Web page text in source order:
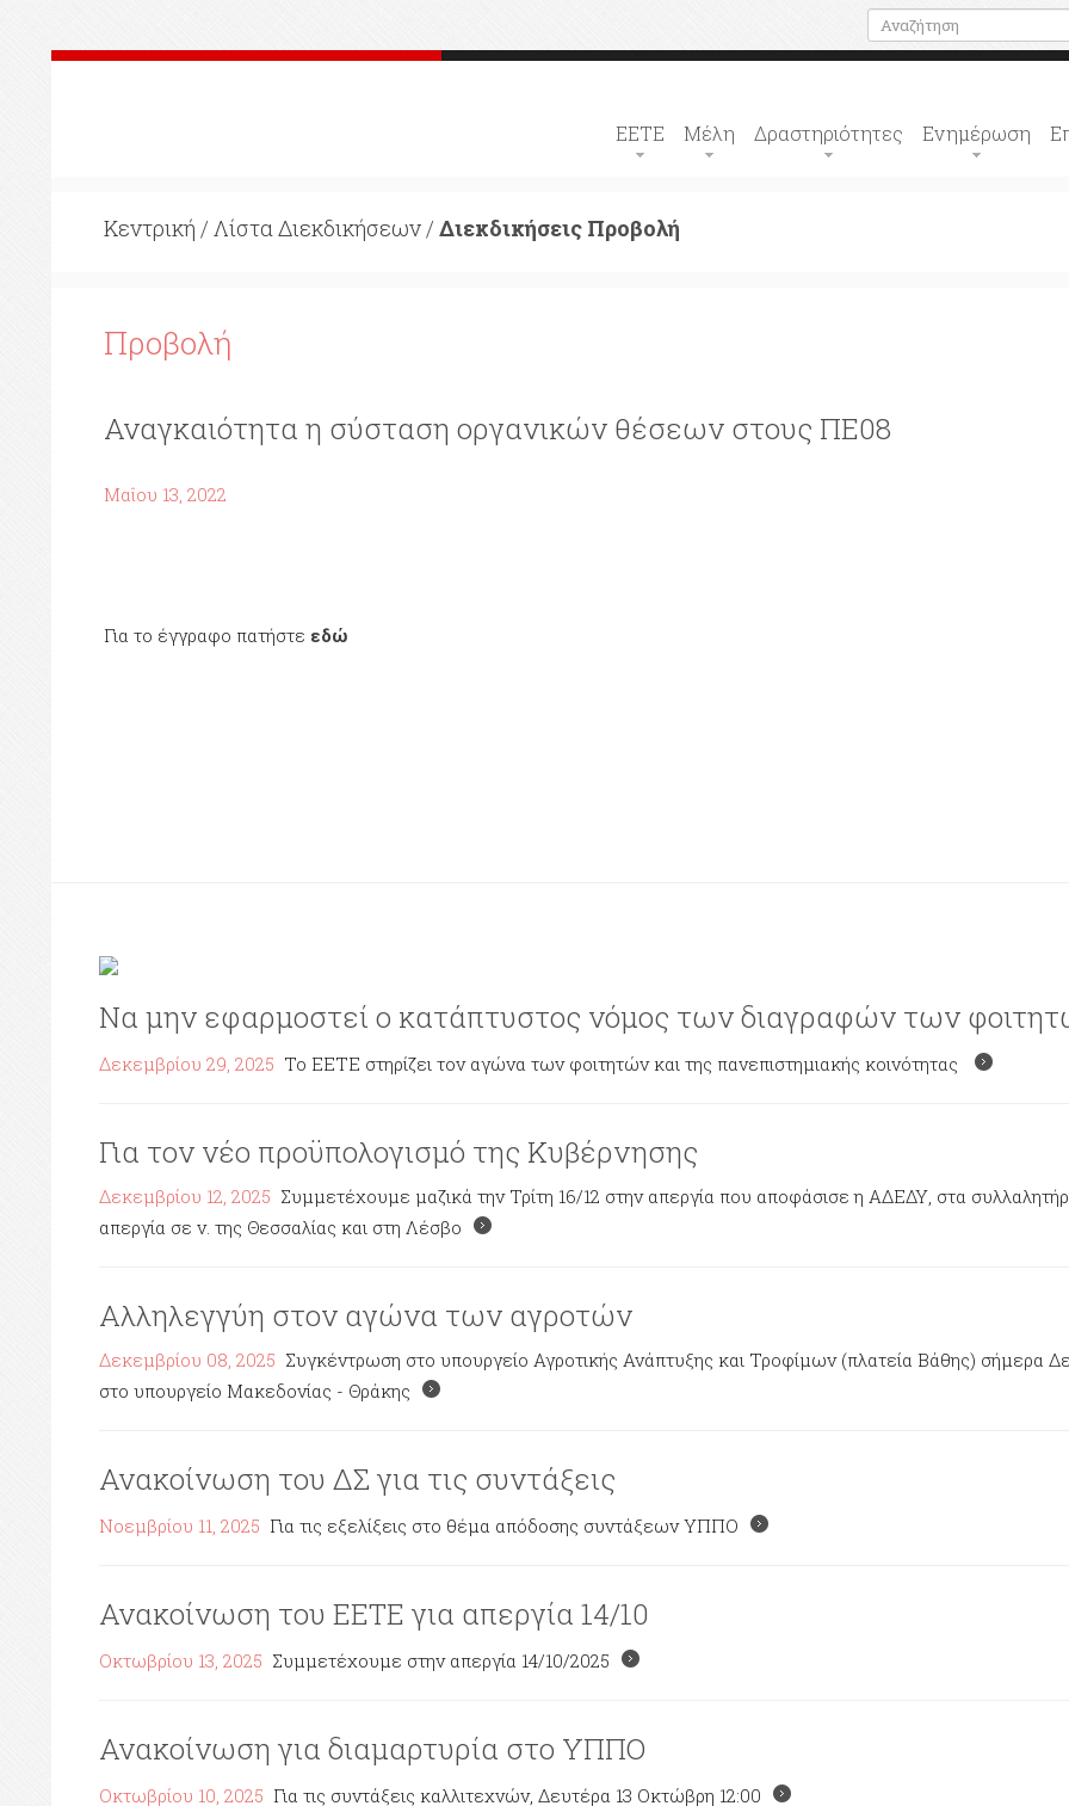
ΕΕΤΕ Μέλη Δραστηριότητες Ενημέρωση
Κεντρική / Λίστα Διεκδικήσεων/ Διεκδικήσεις Προβολή
Προβολή
Αναγκαιότητα η σύσταση οργανικών θέσεων στους ΠΕ08
Μαΐου 13, 2022
Για το έγγραφο πατήστε εδώ
Να μην εφαρμοστεί ο κατάπτυστος νόμος των διαγραφών των
Δεκεμβρίου 29, 2025 Το ΕΕΤΕ στηρίζει τον αγώνα των φοιτητών και της πανεπιστημιακής κοινότητας
Για τον νέο προϋπολογισμό της Κυβέρνησης
Δεκεμβρίου 12, 2025 Συμμετέχουμε μαζικά την Τρίτη 16/12 στην απεργία που αποφάσισε η ΑΔΕΔΥ, στα
απεργία σε ν. της Θεσσαλίας και στη Λέσβο
Αλληλεγγύη στον αγώνα των αγροτών
Δεκεμβρίου 08, 2025 Συγκέντρωση στο υπουργείο Αγροτικής Ανάπτυξης και Τροφίμων (πλατεία Βάθης) σήμερα
στο υπουργείο Μακεδονίας - Θράκης
Ανακοίνωση του ΔΣ για τις συντάξεις
Νοεμβρίου 11, 2025 Για τις εξελίξεις στο θέμα απόδοσης συντάξεων ΥΠΠΟ
Ανακοίνωση του ΕΕΤΕ για απεργία 14/10
Οκτωβρίου 13, 2025 Συμμετέχουμε στην απεργία 14/10/2025
Ανακοίνωση για διαμαρτυρία στο ΥΠΠΟ
Οκτωβρίου 10, 2025 Για τις συντάξεις καλλιτεχνών, Δευτέρα 13 Οκτώβρη 12:00